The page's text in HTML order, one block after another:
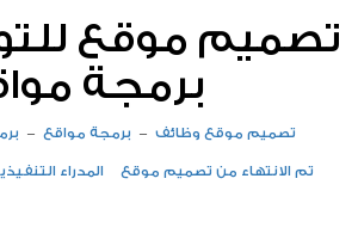
تصميم موقع
برمجة
تصميم موقع وظائف – برمجة مواقع –
تم الانتهاء من تصميم موقع المدراء